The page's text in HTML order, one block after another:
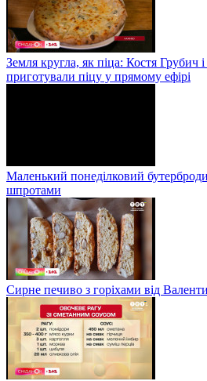
Земля кругла, як піца: Костя Грубич
приготували піцу у прямому ефірі
Маленький понеділковий
шпротами
Сирне печиво з горіхами від